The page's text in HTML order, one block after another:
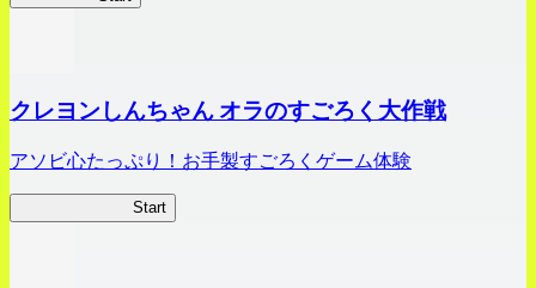
クレヨンしんちゃん オラのすごろく大作戦
アソビ心たっぷり！お手製すごろくゲーム体験
Start